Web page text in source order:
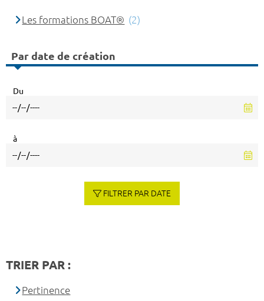
Les formations BOAT® (2)
Par date de création
Du
à
FILTRER PAR DATE
TRIER PAR :
Pertinence